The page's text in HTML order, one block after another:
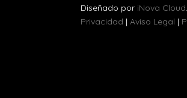
Diseñado por iNova Cloud
Privacidad |Aviso Legal |